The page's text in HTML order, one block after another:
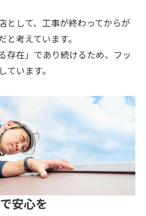
として、工事が終わってからが
考えています。
存在」であり続けるため、フッ
ています。
安心を